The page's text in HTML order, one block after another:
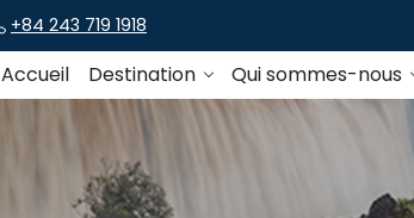
+84 243 719 1918
Accueil Destination Qui sommes-nous